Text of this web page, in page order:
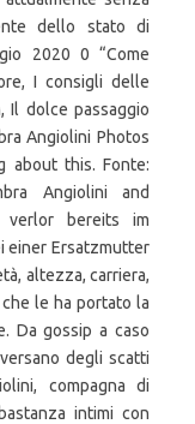
dello stato di
2020 0 “Come
I consigli delle
Il dolce passaggio
Angiolini Photos
about this. Fonte:
Angiolini and
verlor bereits im
einer Ersatzmutter
altezza, carriera,
le ha portato la
Da gossip a caso
degli scatti
compagna di
intimi con